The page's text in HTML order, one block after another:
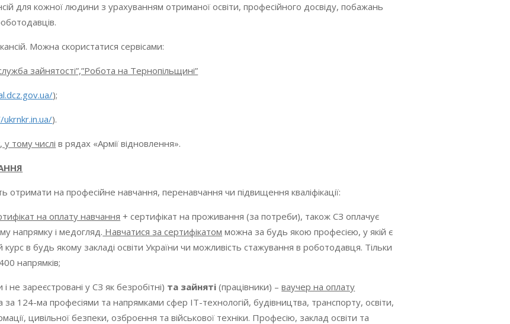
для кожної людини з урахуванням отриманої освіти, професійного досвіду, побажань
Можна скористатися сервісами:
зайнятості”,”Робота на Тернопільщині”
);
).
, у тому числі в рядах «Армії відновлення».
отримати на професійне навчання, перенавчання чи підвищення кваліфікації:
на оплату навчання + сертифікат на проживання (за потреби), також СЗ оплачує
напрямку і медогляд. Навчатися за сертифікатом можна за будь якою професією, у якій є
в будь якому закладі освіти України чи можливість стажування в роботодавця. Тільки
напрямків;
не зареєстровані у СЗ як безробітні) та зайняті (працівники) –ваучер на оплату
124-ма професіями та напрямками сфер ІТ-технологій, будівництва, транспорту, освіти,
цивільної безпеки, озброєння та військової техніки. Професію, заклад освіти та